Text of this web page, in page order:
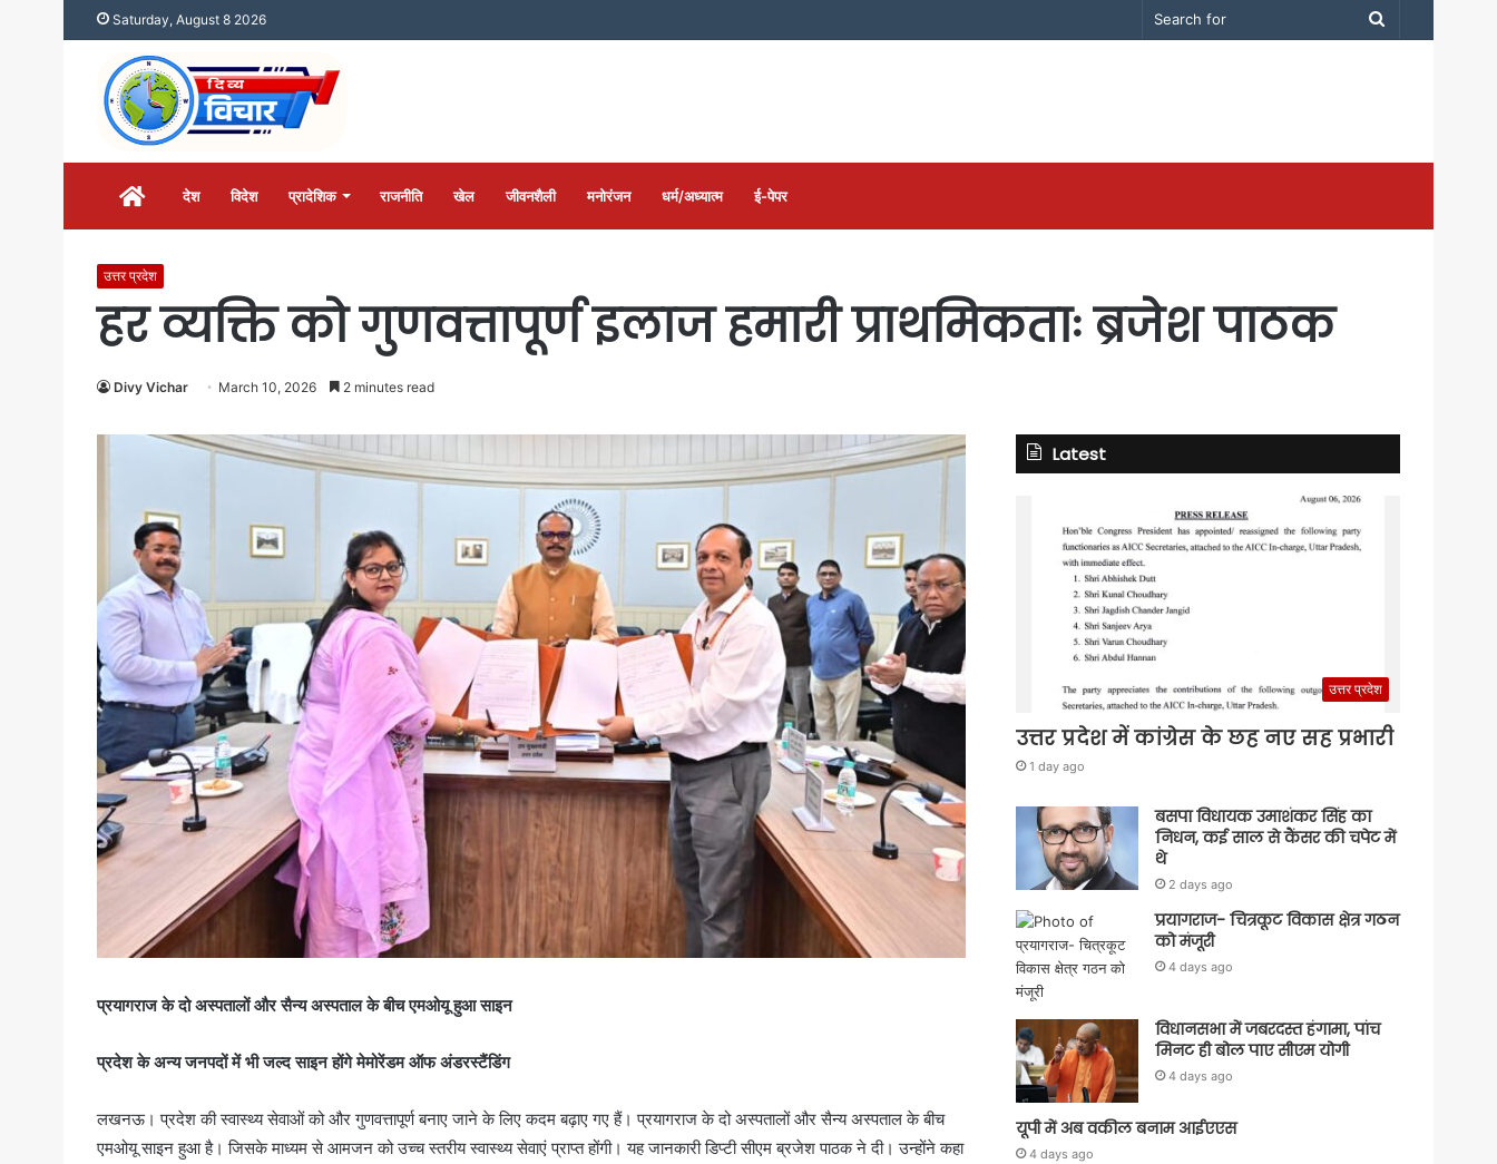
Saturday, August 8 2026
Search
होम देश विदेश प्रादेशिक राजनीति खेल जीवनशैली मनोरंजन धर्म/अध्यात्म ई-पेपर
उत्तर प्रदेश
हर व्यक्ति को गुणवत्तापूर्ण इलाज हमारी प्राथमिकताः ब्रजेश पाठक
Divy Vichar March 10, 2026 2 minutes read
प्रयागराज के दो अस्पतालों और सैन्य अस्पताल के बीच एमओयू हुआ साइन
प्रदेश के अन्य जनपदों में भी जल्द साइन होंगे मेमोरेंडम ऑफ अंडरस्टैंडिंग
लखनऊ। प्रदेश की स्वास्थ्य सेवाओं को और गुणवत्तापूर्ण बनाए जाने के लिए कदम बढ़ाए गए हैं। प्रयागराज के दो अस्पतालों और सैन्य अस्पताल के बीच
एमओयू साइन हुआ है। जिसके माध्यम से आमजन को उच्च स्तरीय स्वास्थ्य सेवाएं प्राप्त होंगी। यह जानकारी डिप्टी सीएम ब्रजेश पाठक ने दी। उन्होंने कहा
Latest
उत्तर प्रदेश
उत्तर प्रदेश में कांग्रेस के छह नए सह प्रभारी
1 day ago
बसपा विधायक उमाशंकर सिंह का
निधन, कई साल से कैंसर की चपेट में
थे
2 days ago
प्रयागराज- चित्रकूट विकास क्षेत्र गठन
को मंजूरी
4 days ago
विधानसभा में जबरदस्त हंगामा, पांच
मिनट ही बोल पाए सीएम योगी
4 days ago
यूपी में अब वकील बनाम आईएएस
4 days ago